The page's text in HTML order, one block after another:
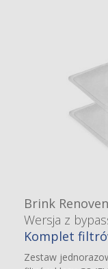
Brink
Wersja z
Komplet
Zestaw